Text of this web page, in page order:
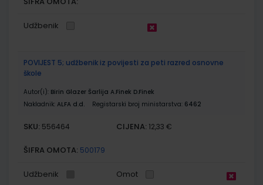
Udžbenik
POVIJEST 5; udžbenik iz povijesti za peti razred osnovne
škole
Autor(i): Birin Glazer Šarlija A.Finek D.Finek
Nakladnik: ALFA d.d. Registarski broj ministarstva: 6462
SKU: 556464 CIJENA: 12,33 €
ŠIFRA OMOTA: 500179
Udžbenik Omot